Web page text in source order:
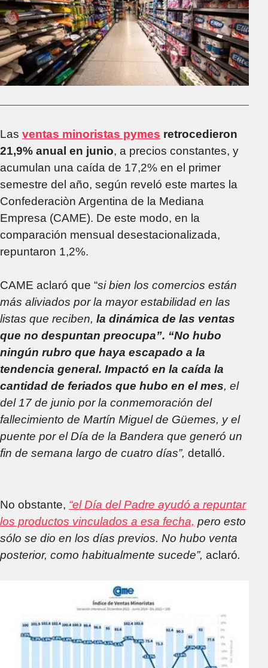
Las ventas minoristas pymes retrocedieron
21,9% anual en junio, a precios constantes, y
acumulan una caída de 17,2% en el primer
semestre del año, según reveló este martes la
Confederaciòn Argentina de la Mediana
Empresa (CAME). De este modo, en la
comparación mensual desestacionalizada,
repuntaron 1,2%.
CAME aclaró que “si bien los comercios están
más aliviados por la mayor estabilidad en las
listas que reciben, la dinámica de las ventas
que no despuntan preocupa”. “No hubo
ningún rubro que haya escapado a la
tendencia general. Impactó en la caída la
cantidad de feriados que hubo en el mes, el
del 17 de junio por la conmemoración del
fallecimiento de Martín Miguel de Güemes, y el
puente por el Día de la Bandera que generó un
fin de semana largo de cuatro días”, detalló.
No obstante, “el Día del Padre ayudó a repuntar
los productos vinculados a esa fecha, pero esto
sólo se dio en los días previos. No hubo venta
posterior, como habitualmente sucede”, aclaró.